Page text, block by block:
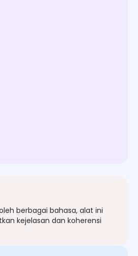
berbagai bahasa, alat ini
kejelasan dan koherensi